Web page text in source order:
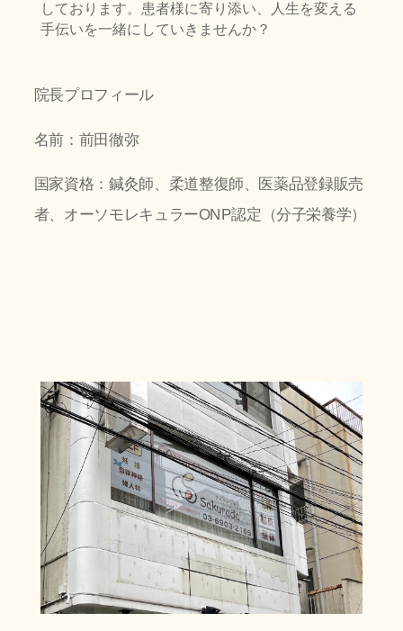
しております。患者様に寄り添い、人生を変える
手伝いを一緒にしていきませんか？
院長プロフィール
名前：前田徹弥
国家資格：鍼灸師、柔道整復師、医薬品登録販売
者、オーソモレキュラーONP認定（分子栄養学）